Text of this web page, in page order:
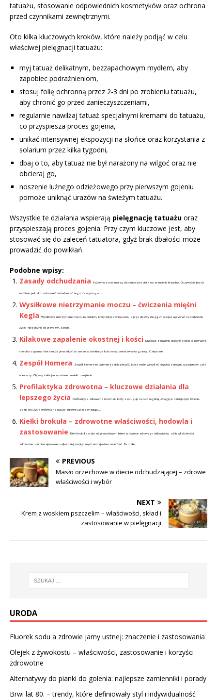
tatuażu, stosowanie odpowiednich kosmetyków oraz ochrona
przed czynnikami zewnętrznymi.
Oto kilka kluczowych kroków, które należy podjąć w celu
właściwej pielęgnacji tatuażu:
myj tatuaż delikatnym, bezzapachowym mydłem, aby
zapobiec podrażnieniom,
stosuj folię ochronną przez 2-3 dni po zrobieniu tatuażu,
aby chronić go przed zanieczyszczeniami,
regularnie nawilżaj tatuaż specjalnymi kremami do tatuażu,
co przyspiesza proces gojenia,
unikać intensywnej ekspozycji na słońce oraz korzystania z
solarium przez kilka tygodni,
dbaj o to, aby tatuaż nie był narażony na wilgoć oraz nie
obcieraj go,
noszenie luźnego odzieżowego przy pierwszym gojeniu
pomoże uniknąć urazów na świeżym tatuażu.
Wszystkie te działania wspierają pielęgnację tatuażu oraz
przyspieszają proces gojenia. Przy czym kluczowe jest, aby
stosować się do zaleceń tatuatora, gdyż brak dbałości może
prowadzić do powikłań.
Podobne wpisy:
Zasady odchudzania
Każdemu z nas marzy się skuteczna dieta na zrzucenie brzucha. Oczywiście jest to
możliwe, jednak trzeba mieć świadomość tego, że wymaga to...
Wysiłkowe nietrzymanie moczu – ćwiczenia mięśni
Kegla
Wysiłkowe nietrzymanie moczu to problem, który dotyka wielu osób, a jego objawy mogą znacząco wpływać na codzienne
życie. Niezależnie od przyczyn, takich...
Kilakowe zapalenie okostnej i kości Kilakowe zapalenie okostnej i kości to poważna
choroba zapalna, która może prowadzić do zmian w strukturze kości oraz powstawania guzów. Często nie...
Zespół Homera Zespół Homera to tajemnicza dolegliwość, która może wywołać niepokój zarówno u pacjentów, jak i
u lekarzy. Objawy takie jak opadanie powieki, zwężenie...
Profilaktyka zdrowotna – kluczowe działania dla
lepszego życia
Profilaktyka zdrowotna to temat, który zasługuje na szczególną uwagę w dzisiejszym świecie,
gdzie styl życia wpływa na nasze zdrowie jak nigdy dotąd....
Kiełki brokuła – zdrowotne właściwości, hodowla i
zastosowanie
Kiełki brokuła stały się prawdziwym hitem w świecie zdrowego odżywiania, a ich właściwości
zdrowotne zdumiewają nawet najbardziej sceptycznych entuzjastów superfood. Te małe,...
PREVIOUS
Masło orzechowe w diecie odchudzającej – zdrowe
właściwości i wybór
NEXT
Krem z woskiem pszczelim – właściwości, skład i
zastosowanie w pielęgnacji
URODA
Fluorek sodu a zdrowie jamy ustnej: znaczenie i zastosowania
Olejek z żywokostu – właściwości, zastosowanie i korzyści
zdrowotne
Alternatywy do pianki do golenia: najlepsze zamienniki i porady
Brwi lat 80. – trendy, które definiowały styl i indywidualność